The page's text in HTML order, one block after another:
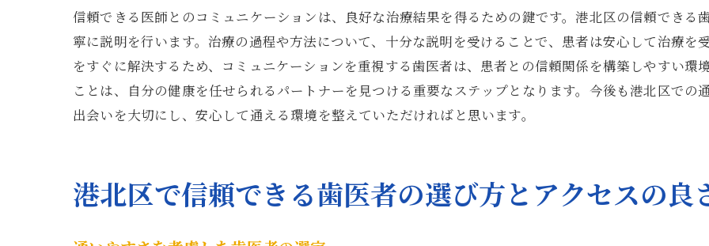
将来を見据えた治療計画の提案
港北区で親しみやすい歯医者を見つけるためのガイド
親しみやすさを感じるポイント
初診での印象を左右する要素
家族で通える歯医者の探し方
信頼できる医師とのコミュニケーションは、良好な治療結果を得るための鍵です。港北区の信頼できる
寧に説明を行います。治療の過程や方法について、十分な説明を受けることで、患者は安心して治療を
をすぐに解決するため、コミュニケーションを重視する歯医者は、患者との信頼関係を構築しやすい環
ことは、自分の健康を任せられるパートナーを見つける重要なステップとなります。今後も港北区で
出会いを大切にし、安心して通える環境を整えていただければと思います。
港北区で信頼できる歯医者の選び方とアクセスの良